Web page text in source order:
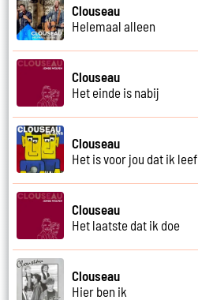
Clouseau
Helemaal alleen
Clouseau
Het einde is nabij
Clouseau
Het is voor jou dat ik leef
Clouseau
Het laatste dat ik doe
Clouseau
Hier ben ik